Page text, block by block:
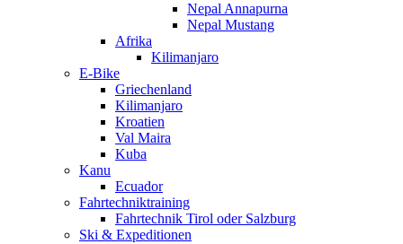
Nepal Annapurna
Nepal Mustang
Afrika
Kilimanjaro
E-Bike
Griechenland
Kilimanjaro
Kroatien
Val Maira
Kuba
Kanu
Ecuador
Fahrtechniktraining
Fahrtechnik Tirol oder Salzburg
Ski & Expeditionen